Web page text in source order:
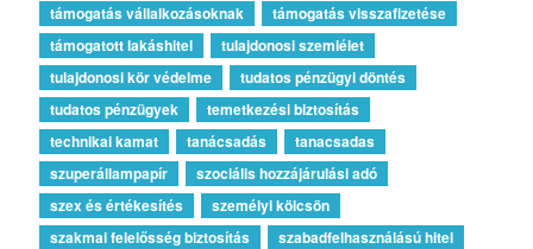
támogatás vállalkozásoknak
támogatás visszafizetése
támogatott lakáshitel
tulajdonosi szemlélet
tulajdonosi kör védelme
tudatos pénzügyi döntés
tudatos pénzügyek
temetkezési biztosítás
technikai kamat
tanácsadás
tanacsadas
szuperállampapír
szociális hozzájárulási adó
szex és értékesítés
személyi kölcsön
szakmai felelősség biztosítás
szabadfelhasználású hitel